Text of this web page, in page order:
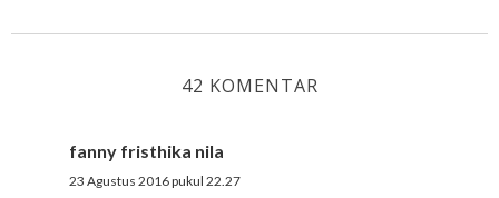
42 KOMENTAR
fanny fristhika nila
23 Agustus 2016 pukul 22.27